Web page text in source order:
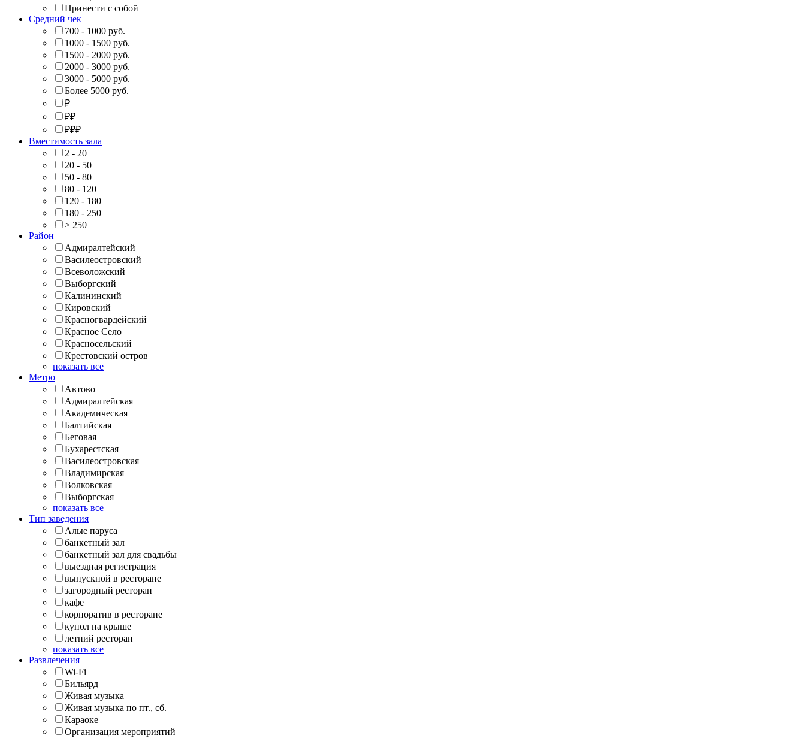
Принести с собой
Средний чек
700 - 1000 руб.
1000 - 1500 руб.
1500 - 2000 руб.
2000 - 3000 руб.
3000 - 5000 руб.
Более 5000 руб.
₽
₽₽
₽₽₽
Вместимость зала
2 - 20
20 - 50
50 - 80
80 - 120
120 - 180
180 - 250
> 250
Район
Адмиралтейский
Василеостровский
Всеволожский
Выборгский
Калининский
Кировский
Красногвардейский
Красное Село
Красносельский
Крестовский остров
показать все
Метро
Автово
Адмиралтейская
Академическая
Балтийская
Беговая
Бухарестская
Василеостровская
Владимирская
Волковская
Выборгская
показать все
Тип заведения
Алые паруса
банкетный зал
банкетный зал для свадьбы
выездная регистрация
выпускной в ресторане
загородный ресторан
кафе
корпоратив в ресторане
купол на крыше
летний ресторан
показать все
Развлечения
Wi-Fi
Бильярд
Живая музыка
Живая музыка по пт., сб.
Караоке
Организация мероприятий